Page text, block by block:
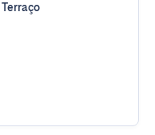
Terraço